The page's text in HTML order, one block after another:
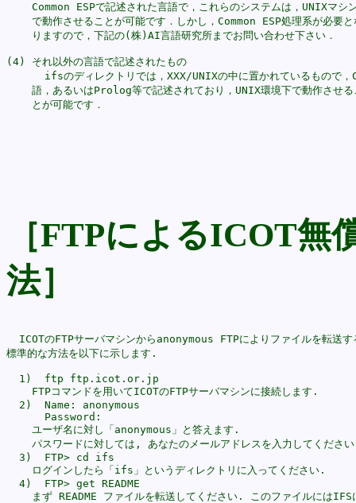
Common ESPで記述された言語で，これらのシステムは，UNIXマシ
で動作させることが可能です．しかし，Common ESP処理系が必要と
    りますので，下記の(株)AI言語研究所までお問い合わせ下さい．
(4) それ以外の言語で記述されたもの
ifsのディレクトリでは，XXX/UNIXの中に置かれているもので，
語，あるいはProlog等で記述されており，UNIX環境下で動作させる
［FTPによるICOT無
法］
ICOTのFTPサーバマシンからanonymous FTPによりファイルを転送す
標準的な方法を以下に示します.
  1)  ftp ftp.icot.or.jp
    FTPコマンドを用いてICOTのFTPサーバマシンに接続します.
  2)  Name: anonymous
      Password:
    ユーザ名に対し「anonymous」と答えます.
パスワードに対しては, あなたのメールアドレスを入力してくださ
  3)  FTP> cd ifs
    ログインしたら「ifs」というディレクトリに入ってください.
  4)  FTP> get README
まず README ファイルを転送してください. このファイルにはIFS